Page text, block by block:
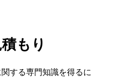
もり
する専門知識を得るに